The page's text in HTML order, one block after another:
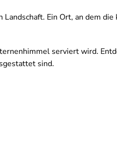
Ein Ort, an dem
serviert wird.
sind.